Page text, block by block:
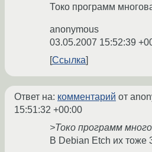
Токо программ
anonymous
03.05.2007 15:52:39
Ссылка
Ответ на: комментарий от
15:51:32 +00:00
>Токо программ
В Debian Etch их тоже